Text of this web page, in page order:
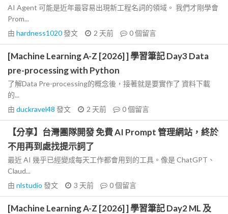
AI Agent 可能是近年最容易出現新工程名詞的領域。 我們才剛學會
Prom...
由 hardness1020發文 2 天前 0個留言
[Machine Learning A-Z [2026] ] 學習筆記 Day3 Data
pre-processing with Python
了解Data Pre-processing的概念後，接著就是要實作了 資料下載
的...
由 duckravel48 發文 2 天前 0個留言
【分享】台灣團隊開發 免費 AI Prompt 管理網站，終於
不用再到處找提示詞了
最近 AI 幾乎已經變成每天工作都會用到的工具。像是 ChatGPT、
Claud...
由 nlstudio 發文 3 天前 0個留言
[Machine Learning A-Z [2026] ] 學習筆記 Day2 ML 及